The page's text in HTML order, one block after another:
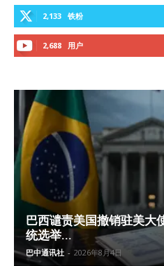
2,133 铁粉
2,688 用户
巴西谴责美国撤销驻美大
统选举...
巴中通讯社 - 2026年8月4日